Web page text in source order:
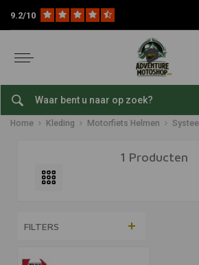
9.2/10
Systeem Helmen
Home Kleding Motorfiets Helmen
1 Producten
FILTERS